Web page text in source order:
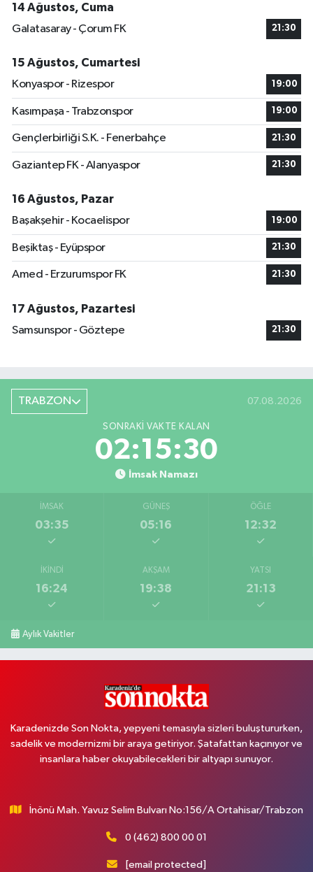
14 Ağustos, Cuma
Galatasaray - Çorum FK
21:30
15 Ağustos, Cumartesi
Konyaspor - Rizespor
19:00
Kasımpaşa - Trabzonspor 19:00
Gençlerbirliği S.K. - Fenerbahçe 21:30
Gaziantep FK - Alanyaspor 21:30
16 Ağustos, Pazar
Başakşehir - Kocaelispor
19:00
Beşiktaş - Eyüpspor 21:30
Amed - Erzurumspor FK 21:30
17 Ağustos, Pazartesi
Samsunspor - Göztepe
21:30
TRABZON 07.08.2026
SONRAKI VAKTE KALAN
02:15:29
İmsak Namazı
İMSAK
03:35
GÜNEŞ
05:16
ÖĞLE
12:32
İKINDI
16:24
AKŞAM
19:38
YATSI
21:13
Aylık Vakitler
Karadenizde Son Nokta, yepyeni temasıyla sizleri buluştururken,
sadelik ve modernizmi bir araya getiriyor. Şatafattan kaçınıyor ve
insanlara haber okuyabilecekleri bir altyapı sunuyor.
İnönü Mah. Yavuz Selim Bulvarı No:156/A Ortahisar/Trabzon
0 (462) 800 00 01
[email protected]